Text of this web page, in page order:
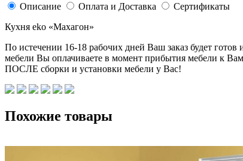
Описание
Оплата и Доставка
Сертификаты
Кухня eko «Махагон»
По истечении 16-18 рабочих дней Ваш заказ будет
мебели Вы оплачиваете в момент прибытия мебели к
ПОСЛЕ сборки и установки мебели у Вас!
Похожие товары